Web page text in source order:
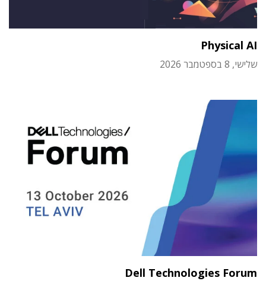
Physical AI
שלישי, 8 בספטמבר 2026
Dell Technologies Forum